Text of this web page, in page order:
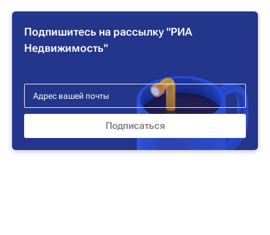
Подпишитесь на рассылку "РИА
Недвижимость"